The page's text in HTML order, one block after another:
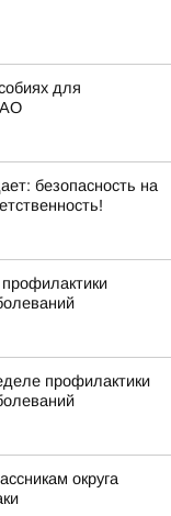
для
безопасность на
профилактики
округа